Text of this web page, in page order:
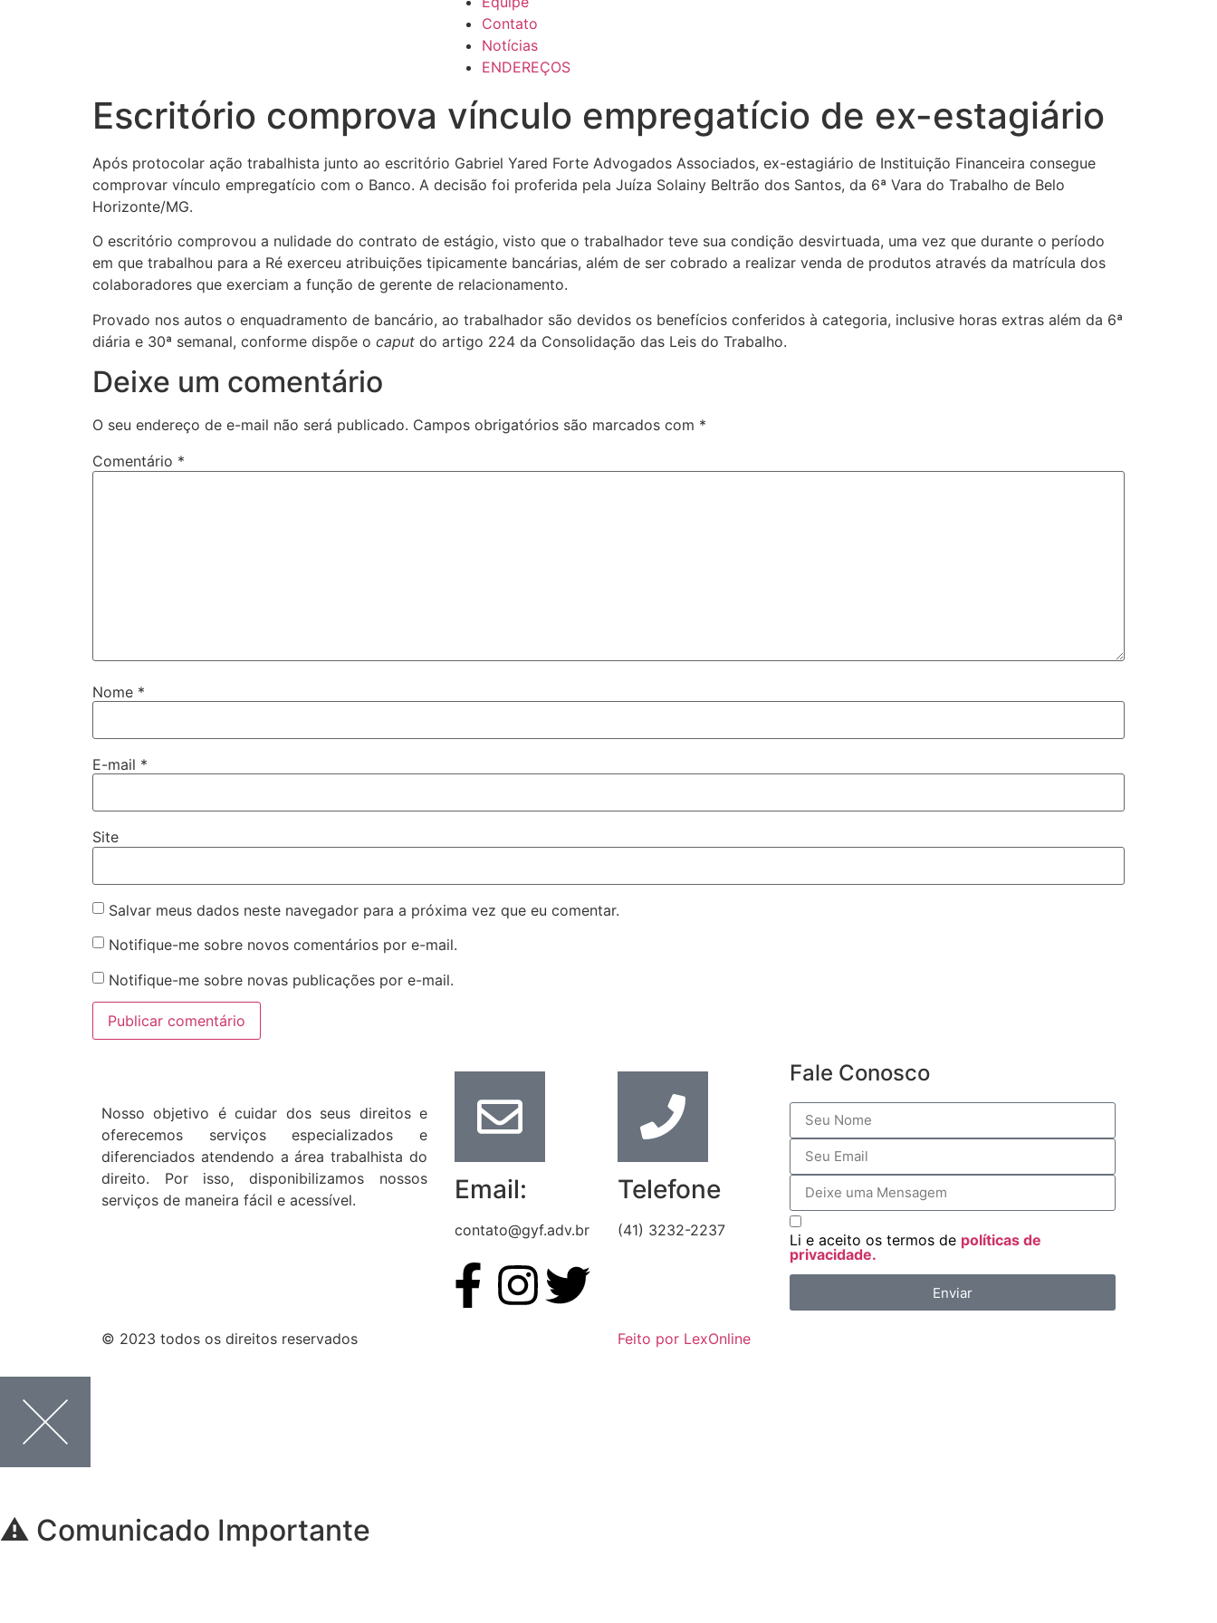
Contato
Notícias
ENDEREÇOS
Escritório comprova vínculo empregatício de ex-estagiário
Após protocolar ação trabalhista junto ao escritório Gabriel Yared Forte Advogados Associados, ex-estagiário de Instituição Financeira consegue
comprovar vínculo empregatício com o Banco. A decisão foi proferida pela Juíza Solainy Beltrão dos Santos, da 6ª Vara do Trabalho de Belo
Horizonte/MG.
O escritório comprovou a nulidade do contrato de estágio, visto que o trabalhador teve sua condição desvirtuada, uma vez que durante o período
em que trabalhou para a Ré exerceu atribuições tipicamente bancárias, além de ser cobrado a realizar venda de produtos através da matrícula dos
colaboradores que exerciam a função de gerente de relacionamento.
Provado nos autos o enquadramento de bancário, ao trabalhador são devidos os benefícios conferidos à categoria, inclusive horas extras além da 6ª
diária e 30ª semanal, conforme dispõe o caput do artigo 224 da Consolidação das Leis do Trabalho.
Deixe um comentário
O seu endereço de e-mail não será publicado. Campos obrigatórios são marcados com *
Comentário *
Nome *
E-mail *
Site
Salvar meus dados neste navegador para a próxima vez que eu comentar.
Notifique-me sobre novos comentários por e-mail.
Notifique-me sobre novas publicações por e-mail.
Nosso objetivo é cuidar dos seus direitos e
oferecemos serviços especializados e
diferenciados atendendo a área trabalhista do
direito. Por isso, disponibilizamos nossos
serviços de maneira fácil e acessível.
Email:
contato@gyf.adv.br
Telefone
(41) 3232-2237
Fale Conosco
Li e aceito os termos de políticas de
privacidade.
Enviar
© 2023 todos os direitos reservados Feito por LexOnline
⚠️ Comunicado Importante